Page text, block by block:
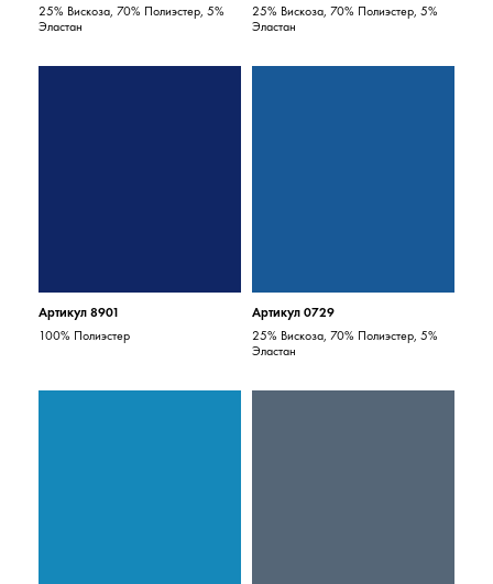
25% Вискоза, 70% Полиэстер, 5%
Эластан
25% Вискоза, 70% Полиэстер, 5%
Эластан
Артикул 8901
100% Полиэстер
Артикул 0729
25% Вискоза, 70% Полиэстер, 5%
Эластан